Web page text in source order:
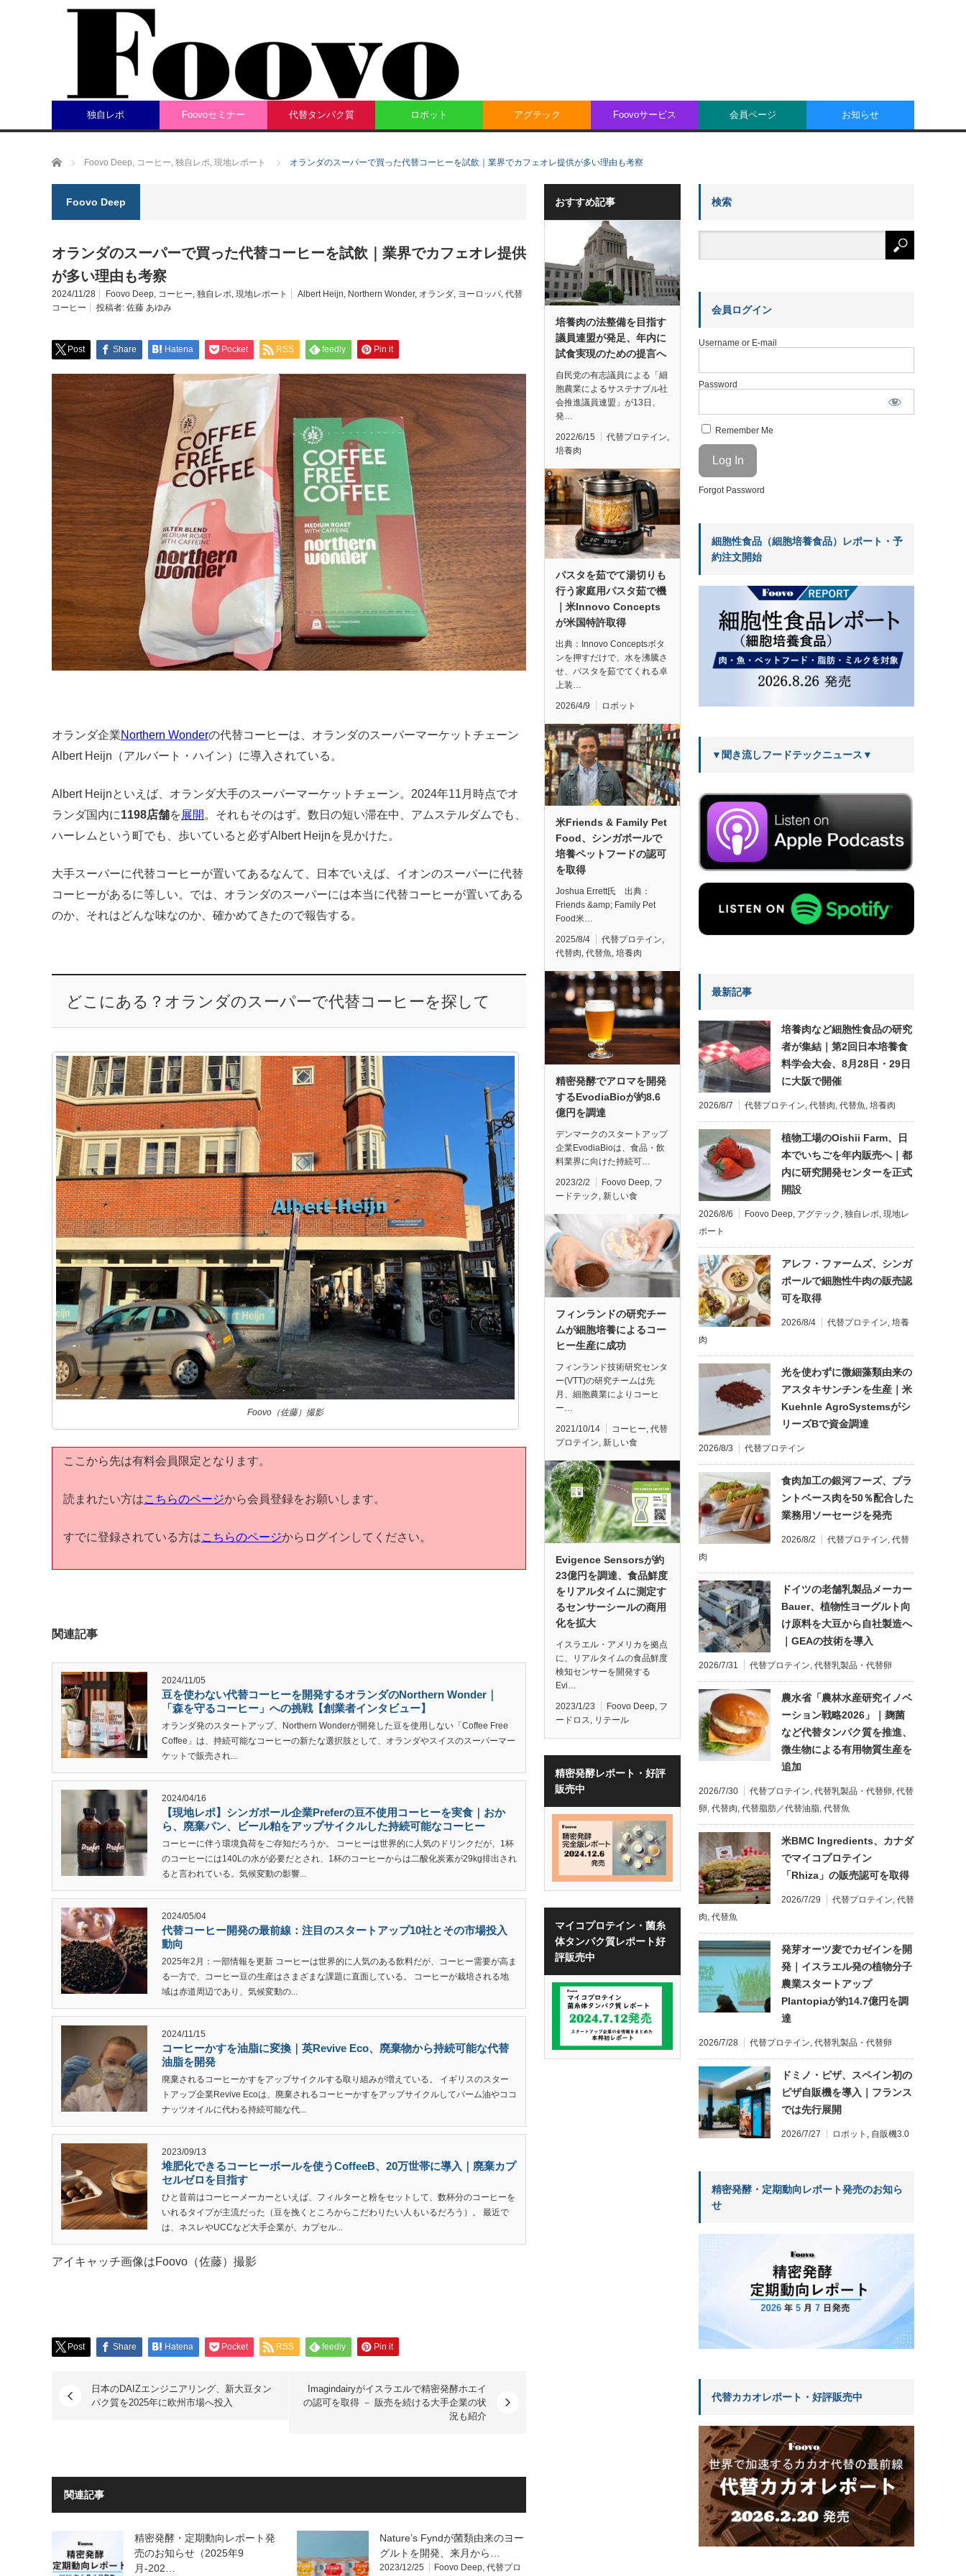
独自レポ Foovoセミナー 代替タンパク質 ロボット アグテック Foovoサービス 会員ページ お知らせ
ホーム Foovo Deep, コーヒー, 独自レポ, 現地レポート オランダのスーパーで買った代替コーヒーを試飲｜業界でカフェオレ提供が多い理由も考察
Foovo Deep
オランダのスーパーで買った代替コーヒーを試飲｜業界でカフェオレ提供
が多い理由も考察
2024/11/28 Foovo Deep, コーヒー, 独自レポ, 現地レポート Albert Heijn, Northern Wonder, オランダ, ヨーロッパ, 代替
コーヒー
投稿者: 佐藤 あゆみ
Post Share Hatena Pocket RSS feedly Pin it
オランダ企業Northern Wonderの代替コーヒーは、オランダのスーパーマーケットチェーン
Albert Heijn（アルバート・ハイン）に導入されている。
Albert Heijnといえば、オランダ大手のスーパーマーケットチェーン。2024年11月時点でオ
ランダ国内に1198店舗を展開 。 それもそのはず。数日の短い滞在中、アムステルダムでも、
ハーレムという町でも、歩いていると必ずAlbert Heijnを見かけた。
大手スーパーに代替コーヒーが置いてあるなんて、日本でいえば、イオンのスーパーに代替
コーヒーがあるに等しい。 では、オランダのスーパーには本当に代替コーヒーが置いてある
のか、それはどんな味なのか、確かめてきたので報告する。
どこにある？オランダのスーパーで代替コーヒーを探して
Foovo（佐藤）撮影
ここから先は有料会員限定となります。
読まれたい方はこちらのページから会員登録をお願いします。
すでに登録されている方はこちらのページからログインしてください。
関連記事
2024/11/05
豆を使わない代替コーヒーを開発するオランダのNorthern Wonder｜
「森を守るコーヒー」への挑戦【創業者インタビュー】
オランダ発のスタートアップ、Northern Wonderが開発した豆を使用しない「Coffee Free
Coffee」は、持続可能なコーヒーの新たな選択肢として、オランダやスイスのスーパーマー
ケットで販売され...
2024/04/16
【現地レポ】シンガポール企業Preferの豆不使用コーヒーを実食｜おか
ら、廃棄パン、ビール粕をアップサイクルした持続可能なコーヒー
コーヒーに伴う環境負荷をご存知だろうか。 コーヒーは世界的に人気のドリンクだが、1杯
のコーヒーには140Lの水が必要だとされ、1杯のコーヒーからは二酸化炭素が29kg排出され
ると言われている。気候変動の影響...
2024/05/04
代替コーヒー開発の最前線：注目のスタートアップ10社とその市場投入
動向
2025年2月：一部情報を更新 コーヒーは世界的に人気のある飲料だが、コーヒー需要が高ま
る一方で、コーヒー豆の生産はさまざまな課題に直面している。 コーヒーが栽培される地
域は赤道周辺であり、気候変動の...
2024/11/15
コーヒーかすを油脂に変換｜英Revive Eco、廃棄物から持続可能な代替
油脂を開発
廃棄されるコーヒーかすをアップサイクルする取り組みが増えている。 イギリスのスター
トアップ企業Revive Ecoは、廃棄されるコーヒーかすをアップサイクルしてパーム油やココ
ナッツオイルに代わる持続可能な代...
2023/09/13
堆肥化できるコーヒーボールを使うCoffeeB、20万世帯に導入｜廃棄カプ
セルゼロを目指す
ひと昔前はコーヒーメーカーといえば、フィルターと粉をセットして、数杯分のコーヒーを
いれるタイプが主流だった（豆を挽くところからこだわりたい人もいるだろう）。 最近で
は、ネスレやUCCなど大手企業が、カプセル...
アイキャッチ画像はFoovo（佐藤）撮影
Post Share Hatena Pocket RSS feedly Pin it
日本のDAIZエンジニアリング、新大豆タン
パク質を2025年に欧州市場へ投入
Imagindairyがイスラエルで精密発酵ホエイ
の認可を取得 － 販売を続ける大手企業の状
況も紹介
関連記事
精密発酵・定期動向レポート発
売のお知らせ（2025年9
月-202…
Nature’s Fyndが菌類由来のヨー
グルトを開発、来月から…
2023/12/25 Foovo Deep, 代替プロ
おすすめ記事
培養肉の法整備を目指す
議員連盟が発足、年内に
試食実現のための提言へ
自民党の有志議員による「細
胞農業によるサステナブル社
会推進議員連盟」が13日、
発…
2022/6/15 代替プロテイン
培養肉
パスタを茹でて湯切りも
行う家庭用パスタ茹で機
｜米Innovo Concepts
が米国特許取得
出典：Innovo Conceptsボタ
ンを押すだけで、水を沸騰さ
せ、パスタを茹でてくれる卓
上装…
2026/4/9 ロボット
米Friends & Family Pet
Food、シンガポールで
培養ペットフードの認可
を取得
Joshua Errett氏 出典：
Friends &amp; Family Pet
Food米…
2025/8/4 代替プロテイン,
代替肉, 代替魚, 培養肉
精密発酵でアロマを開発
するEvodiaBioが約8.6
億円を調達
デンマークのスタートアップ
企業EvodiaBioは、食品・飲
料業界に向けた持続可…
2023/2/2 Foovo Deep, フ
ードテック , 新しい食
フィンランドの研究チー
ムが細胞培養によるコー
ヒー生産に成功
フィンランド技術研究センタ
ー(VTT)の研究チームは先
月、細胞農業によりコーヒ
ー…
2021/10/14 コーヒー, 代替
プロテイン, 新しい食
Evigence Sensorsが約
23億円を調達、食品鮮度
をリアルタイムに測定す
るセンサーシールの商用
化を拡大
イスラエル・アメリカを拠点
に、リアルタイムの食品鮮度
検知センサーを開発する
Evi…
2023/1/23 Foovo Deep フ
ードロス
リテール
精密発酵レポート・好評
販売中
マイコプロテイン・菌糸
体タンパク質レポート好
評販売中
検索
会員ログイン
Username or E-mail
Password
Remember Me
Forgot Password
細胞性食品（細胞培養食品）レポート・予
約注文開始
▼聞き流しフードテックニュース▼
最新記事
培養肉など細胞性食品の研究
者が集結｜第2回日本培養食
料学会大会、8月28日・29日
に大阪で開催
2026/8/7 代替プロテイン 代替肉 代替魚 培養肉
植物工場のOishii Farm、日
本でいちごを年内販売へ｜都
内に研究開発センターを正式
開設
2026/8/6 Foovo Deep アグテック 独自レポ 現地レ
ポート
アレフ・ファームズ、シンガ
ポールで細胞性牛肉の販売認
可を取得
2026/8/4 代替プロテイン 培養
肉
光を使わずに微細藻類由来の
アスタキサンチンを生産｜米
Kuehnle AgroSystemsがシ
リーズBで資金調達
2026/8/3 代替プロテイン
食肉加工の銀河フーズ、プラ
ントベース肉を50％配合した
業務用ソーセージを発売
2026/8/2 代替プロテイン 代替
肉
ドイツの老舗乳製品メーカー
Bauer、植物性ヨーグルト向
け原料を大豆から自社製造へ
｜GEAの技術を導入
2026/7/31 代替プロテイン 代替乳製品・代替卵
農水省「農林水産研究イノベ
ーション戦略2026」｜麹菌
など代替タンパク質を推進、
微生物による有用物質生産を
追加
2026/7/30 代替プロテイン 代替乳製品・代替卵 代替
卵 代替肉 代替脂肪／代替油脂 代替魚
米BMC Ingredients、カナダ
でマイコプロテイン
「Rhiza」の販売認可を取得
2026/7/29 代替プロテイン 代替
肉 代替魚
発芽オーツ麦でカゼインを開
発｜イスラエル発の植物分子
農業スタートアップ
Plantopiaが約14.7億円を調
達
2026/7/28 代替プロテイン 代替乳製品・代替卵
ドミノ・ピザ、スペイン初の
ピザ自販機を導入｜フランス
では先行展開
2026/7/27 ロボット 自販機3.0
精密発酵・定期動向レポート発売のお知ら
せ
代替カカオレポート・好評販売中